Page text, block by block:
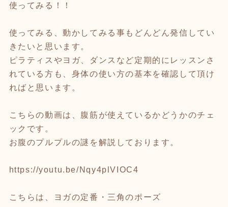
使ってみる！！
使ってみる、動かしてみる事もどんどん発信してい
きたいと思います。
ピラティスやヨガ、ダンスなど定期的にレッスンさ
れている方も、身体の使い方の基本を確認して頂け
ればと思います。
こちらの動画は、腹筋が使えているかどうかのチェ
ックです。
お腹のプルプルの謎を解説しております。
https://youtu.be/Nqy4plVIOC4
こちらは、ヨガの定番・三角のポーズ